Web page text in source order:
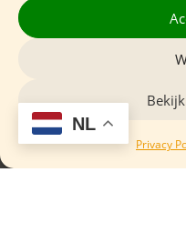
Privacy
Vrijdag
Zaterdag
Contact
NL